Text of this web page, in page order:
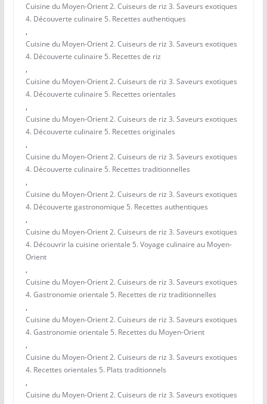
Cuisine du Moyen-Orient 2. Cuiseurs de riz 3. Saveurs exotiques
4. Découverte culinaire 5. Recettes authentiques
,
Cuisine du Moyen-Orient 2. Cuiseurs de riz 3. Saveurs exotiques
4. Découverte culinaire 5. Recettes de riz
,
Cuisine du Moyen-Orient 2. Cuiseurs de riz 3. Saveurs exotiques
4. Découverte culinaire 5. Recettes orientales
,
Cuisine du Moyen-Orient 2. Cuiseurs de riz 3. Saveurs exotiques
4. Découverte culinaire 5. Recettes originales
,
Cuisine du Moyen-Orient 2. Cuiseurs de riz 3. Saveurs exotiques
4. Découverte culinaire 5. Recettes traditionnelles
,
Cuisine du Moyen-Orient 2. Cuiseurs de riz 3. Saveurs exotiques
4. Découverte gastronomique 5. Recettes authentiques
,
Cuisine du Moyen-Orient 2. Cuiseurs de riz 3. Saveurs exotiques
4. Découvrir la cuisine orientale 5. Voyage culinaire au Moyen-
Orient
,
Cuisine du Moyen-Orient 2. Cuiseurs de riz 3. Saveurs exotiques
4. Gastronomie orientale 5. Recettes de riz traditionnelles
,
Cuisine du Moyen-Orient 2. Cuiseurs de riz 3. Saveurs exotiques
4. Gastronomie orientale 5. Recettes du Moyen-Orient
,
Cuisine du Moyen-Orient 2. Cuiseurs de riz 3. Saveurs exotiques
4. Recettes orientales 5. Plats traditionnels
,
Cuisine du Moyen-Orient 2. Cuiseurs de riz 3. Saveurs exotiques